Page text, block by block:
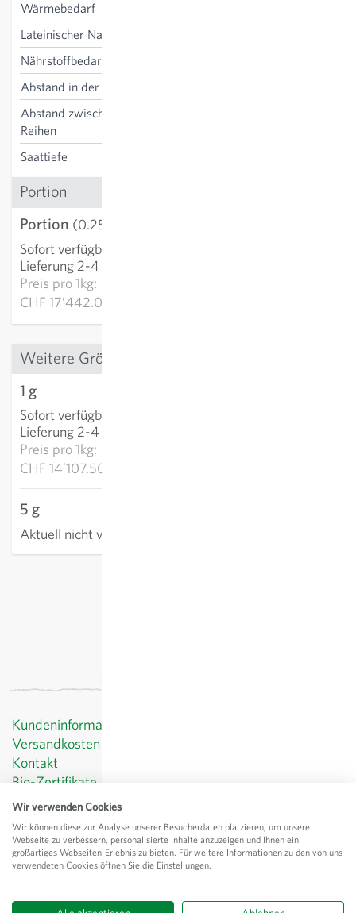
Wärmebedarf
Lateinischer Name
Nährstoffbedarf
Abstand in der Reihe
Abstand zwischen den
Reihen
Saattiefe
Portion
Portion (0.25 g)
Sofort verfügbar
Lieferung 2-4 Tage
Preis pro1kg:
CHF 17’442.00
Weitere Grössen
1 g
Sofort verfügbar
Lieferung 2-4 Tage
Preis pro1kg:
CHF 14’107.50
5 g
Aktuell nicht verfügbar
Kundeninformationen
Versandkosten
Kontakt
Bio-Zertifikate
Datenschutz
AGB
Impressum
CH-8462 Rheinau
Wir verwenden Cookies
Wir können diese zur Analyse unserer Besucherdaten platzieren, um unsere
Webseite zu verbessern, personalisierte Inhalte anzuzeigen und Ihnen ein
großartiges Webseiten-Erlebnis zu bieten. Für weitere Informationen zu den von uns
verwendeten Cookies öffnen Sie die Einstellungen.